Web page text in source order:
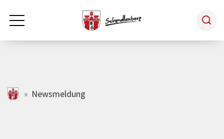
Zum Hauptinhalt springen
Rathaus & Politik
schmallenberg.de
Newsmeldung